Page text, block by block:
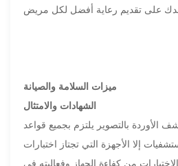
ميزات السلامة والصيانة
الشهادات والامتثال
الأوردة بالتصوير يلتزم بجميع قواعد
إلا الأجهزة التي تجتاز اختبارات
من كفاءة الجهاز وفعاليته في